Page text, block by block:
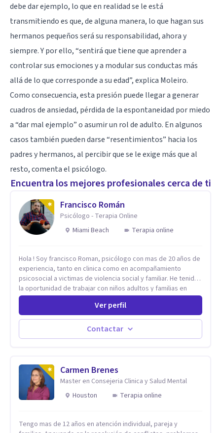
debe dar ejemplo, lo que en realidad se le está
transmitiendo es que, de alguna manera, lo que hagan sus
hermanos pequeños será su responsabilidad, ahora y
siempre. Y por ello, “sentirá que tiene que aprender a
controlar sus emociones y a modular sus conductas más
allá de lo que corresponde a su edad”, explica Moleiro.
Como consecuencia, esta presión puede llegar a generar
cuadros deansiedad, pérdida de la espontaneidad por miedo
a “dar mal ejemplo” o asumir un rol de adulto. En algunos
casos también pueden darse “resentimientos” hacia los
padres y hermanos, al percibir que se le exige más que al
resto, comenta el psicólogo.
Encuentra los mejores profesionales cerca de ti
Francisco Román
Psicólogo - Terapia Online
Miami Beach
Terapia online
Hola ! Soy francisco Roman, psicólogo con mas de 20 años de
experiencia, tanto en clinica como en acompañamiento
psicosocial a victimas de violencia social y familiar. He tenido
la oportunidad de trabajar con niños adultos y familias en
todos los espacios y esto me ha dado un una variedad de
aprendizajes que ahora pongo a tu disposicion. En la
actualidad puedo atenderte de manera presencial y/o virtual,
de lunes a sabado. el costo de cada sesión lo acordamos en
el primer contacto
Ver perfil
Contactar
Carmen Brenes
Master en Consejeria Clinica y Salud Mental
Houston
Terapia online
Tengo mas de 12 años en atención individual, pareja y